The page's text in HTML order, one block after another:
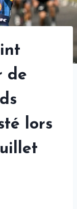
de
lors